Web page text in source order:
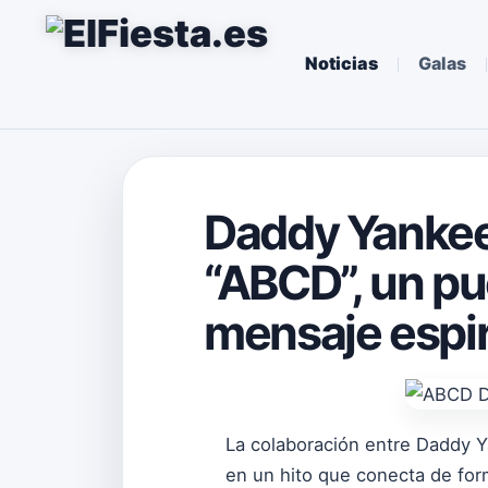
Noticias Galas
Daddy
“ABCD”, un
mensaje
La colaboración entre Daddy
en un hito que conecta de